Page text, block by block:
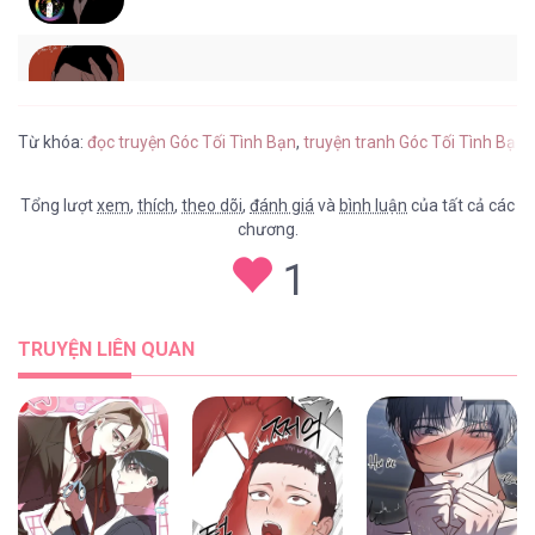
Góc Tối Tình Bạn [...] – Chap 35
Góc Tối Tình Bạn [...] – Chap 34
Từ khóa: đọc truyện Góc Tối Tình Bạn, truyện tranh Góc Tối Tình Bạn
Tổng lượtxem, thích, theo dõi, đánh giá và bình luận của tất cả các
chương.
1
TRUYỆN LIÊN QUAN